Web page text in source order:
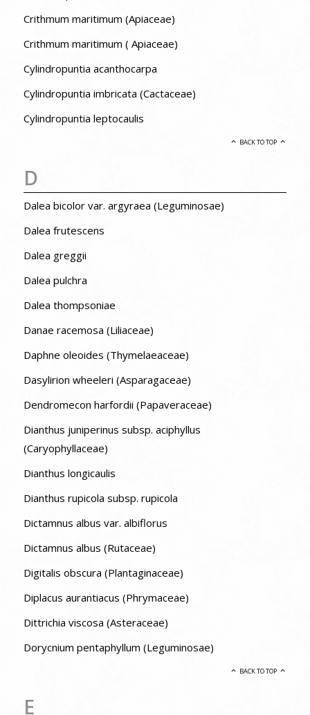
Crithmum maritimum (Apiaceae)
Crithmum maritimum ( Apiaceae)
Cylindropuntia acanthocarpa
Cylindropuntia imbricata (Cactaceae)
Cylindropuntia leptocaulis
BACK TO TOP
D
Dalea bicolor var. argyraea (Leguminosae)
Dalea frutescens
Dalea greggii
Dalea pulchra
Dalea thompsoniae
Danae racemosa (Liliaceae)
Daphne oleoides (Thymelaeaceae)
Dasylirion wheeleri (Asparagaceae)
Dendromecon harfordii (Papaveraceae)
Dianthus juniperinus subsp. aciphyllus
(Caryophyllaceae)
Dianthus longicaulis
Dianthus rupicola subsp. rupicola
Dictamnus albus var. albiflorus
Dictamnus albus (Rutaceae)
Digitalis obscura (Plantaginaceae)
Diplacus aurantiacus (Phrymaceae)
Dittrichia viscosa (Asteraceae)
Dorycnium pentaphyllum (Leguminosae)
BACK TO TOP
E